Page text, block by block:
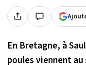
En Bretagne, à
poules viennent